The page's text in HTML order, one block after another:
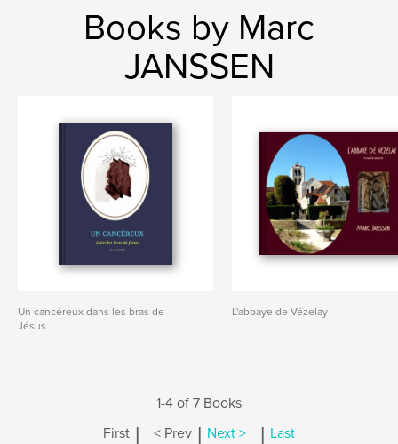
Books by Marc
JANSSEN
Un cancéreux dans les bras de
Jésus
L'abbaye de Vézelay
1-4 of 7 Books
First | < Prev | Next > | Last